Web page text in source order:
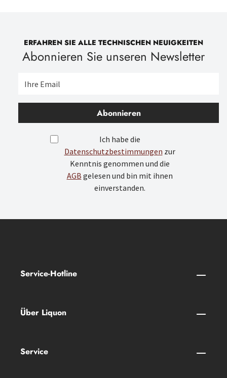
ERFAHREN SIE ALLE TECHNISCHEN NEUIGKEITEN
Abonnieren Sie unseren Newsletter
Abonnieren
Ich habe die
Datenschutzbestimmungen zur
Kenntnis genommen und die
AGB gelesen und bin mit ihnen
einverstanden.
Service-Hotline
Über Liquon
Service